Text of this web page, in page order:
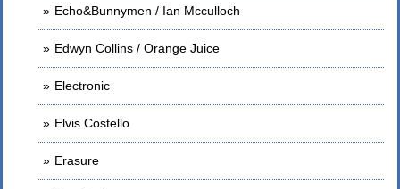
Echo&Bunnymen / Ian Mcculloch
Edwyn Collins / Orange Juice
Electronic
Elvis Costello
Erasure